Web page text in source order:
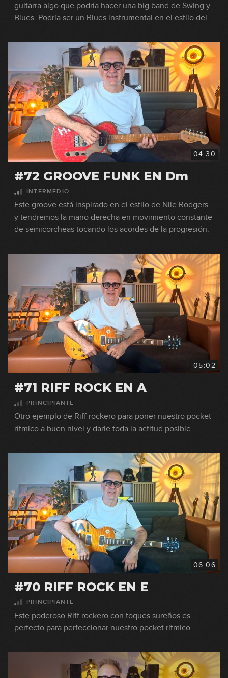
guitarra algo que podría hacer una big band de Swing y
Blues. Podría ser un Blues instrumental en el estilo del
instrumental melodía
04:30
#72 GROOVE FUNK EN Dm
INTERMEDIO
Este groove está inspirado en el estilo de Nile Rodgers
y tendremos la mano derecha en movimiento constante
de semicorcheas tocando los acordes de la progresión.
05:02
#71 RIFF ROCK EN A
PRINCIPIANTE
Otro ejemplo de Riff rockero para poner nuestro pocket
rítmico a buen nivel y darle toda la actitud posible.
06:06
#70 RIFF ROCK EN E
PRINCIPIANTE
Este poderoso Riff rockero con toques sureños es
perfecto para perfeccionar nuestro pocket rítmico.